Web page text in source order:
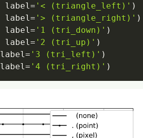
label= '< (triangle_left)' )
label= '> (triangle_right)' )
label= '1 (tri_down)' )
label= '2 (tri_up)' )
label= '3 (tri_left)' )
label= '4 (tri_right)' )